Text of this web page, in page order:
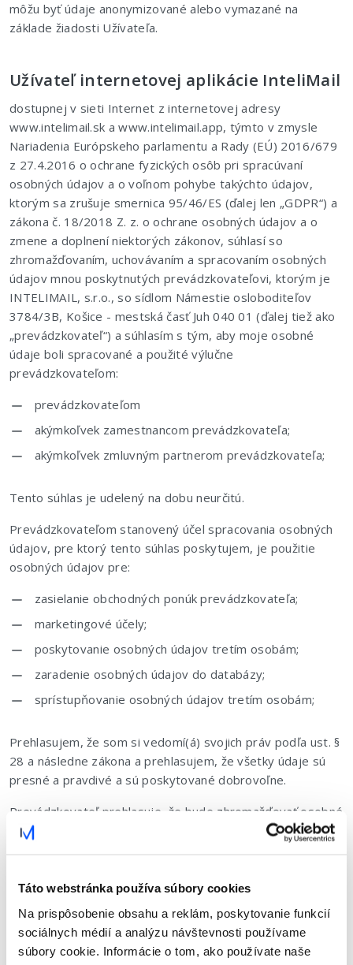
Táto webstránka používa súbory cookies
Na prispôsobenie obsahu a reklám, poskytovanie funkcií
sociálnych médií a analýzu návštevnosti používame
súbory cookie. Informácie o tom, ako používate naše
môžu byť údaje anonymizované alebo vymazané na
základe žiadosti Užívateľa.
Užívateľ internetovej aplikácie InteliMail
dostupnej v sieti Internet z internetovej adresy
www.intelimail.sk a www.intelimail.app, týmto v zmysle
Nariadenia Európskeho parlamentu a Rady (EÚ) 2016/679
z 27.4.2016 o ochrane fyzických osôb pri spracúvaní
osobných údajov a o voľnom pohybe takýchto údajov,
ktorým sa zrušuje smernica 95/46/ES (ďalej len „GDPR“) a
zákona č. 18/2018 Z. z. o ochrane osobných údajov a o
zmene a doplnení niektorých zákonov, súhlasí so
zhromažďovaním, uchovávaním a spracovaním osobných
údajov mnou poskytnutých prevádzkovateľovi, ktorým je
INTELIMAIL, s.r.o., so sídlom Námestie osloboditeľov
3784/3B, Košice - mestská časť Juh 040 01 (ďalej tiež ako
„prevádzkovateľ“) a súhlasím s tým, aby moje osobné
údaje boli spracované a použité výlučne
prevádzkovateľom:
prevádzkovateľom
akýmkoľvek zamestnancom prevádzkovateľa;
akýmkoľvek zmluvným partnerom prevádzkovateľa;
Tento súhlas je udelený na dobu neurčitú.
Prevádzkovateľom stanovený účel spracovania osobných
údajov, pre ktorý tento súhlas poskytujem, je použitie
osobných údajov pre:
zasielanie obchodných ponúk prevádzkovateľa;
marketingové účely;
poskytovanie osobných údajov tretím osobám;
zaradenie osobných údajov do databázy;
sprístupňovanie osobných údajov tretím osobám;
Prehlasujem, že som si vedomí(á) svojich práv podľa ust. §
28 a následne zákona a prehlasujem, že všetky údaje sú
presné a pravdivé a sú poskytované dobrovoľne.
Prevádzkovateľ prehlasuje, že bude zhromažďovať osobné
údaje v rozsahu nevyhnutnom pre naplnenie vyššie
že bude osobné údaje spracovávať nasledujúcim
spôsobom:
automatizovane prostredníctvom počítačov a
počítačových programov;